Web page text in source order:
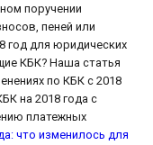
поручении
пеней или
год для юридических
КБК? Наша статья
по КБК с 2018
на 2018 года с
платежных
что изменилось для